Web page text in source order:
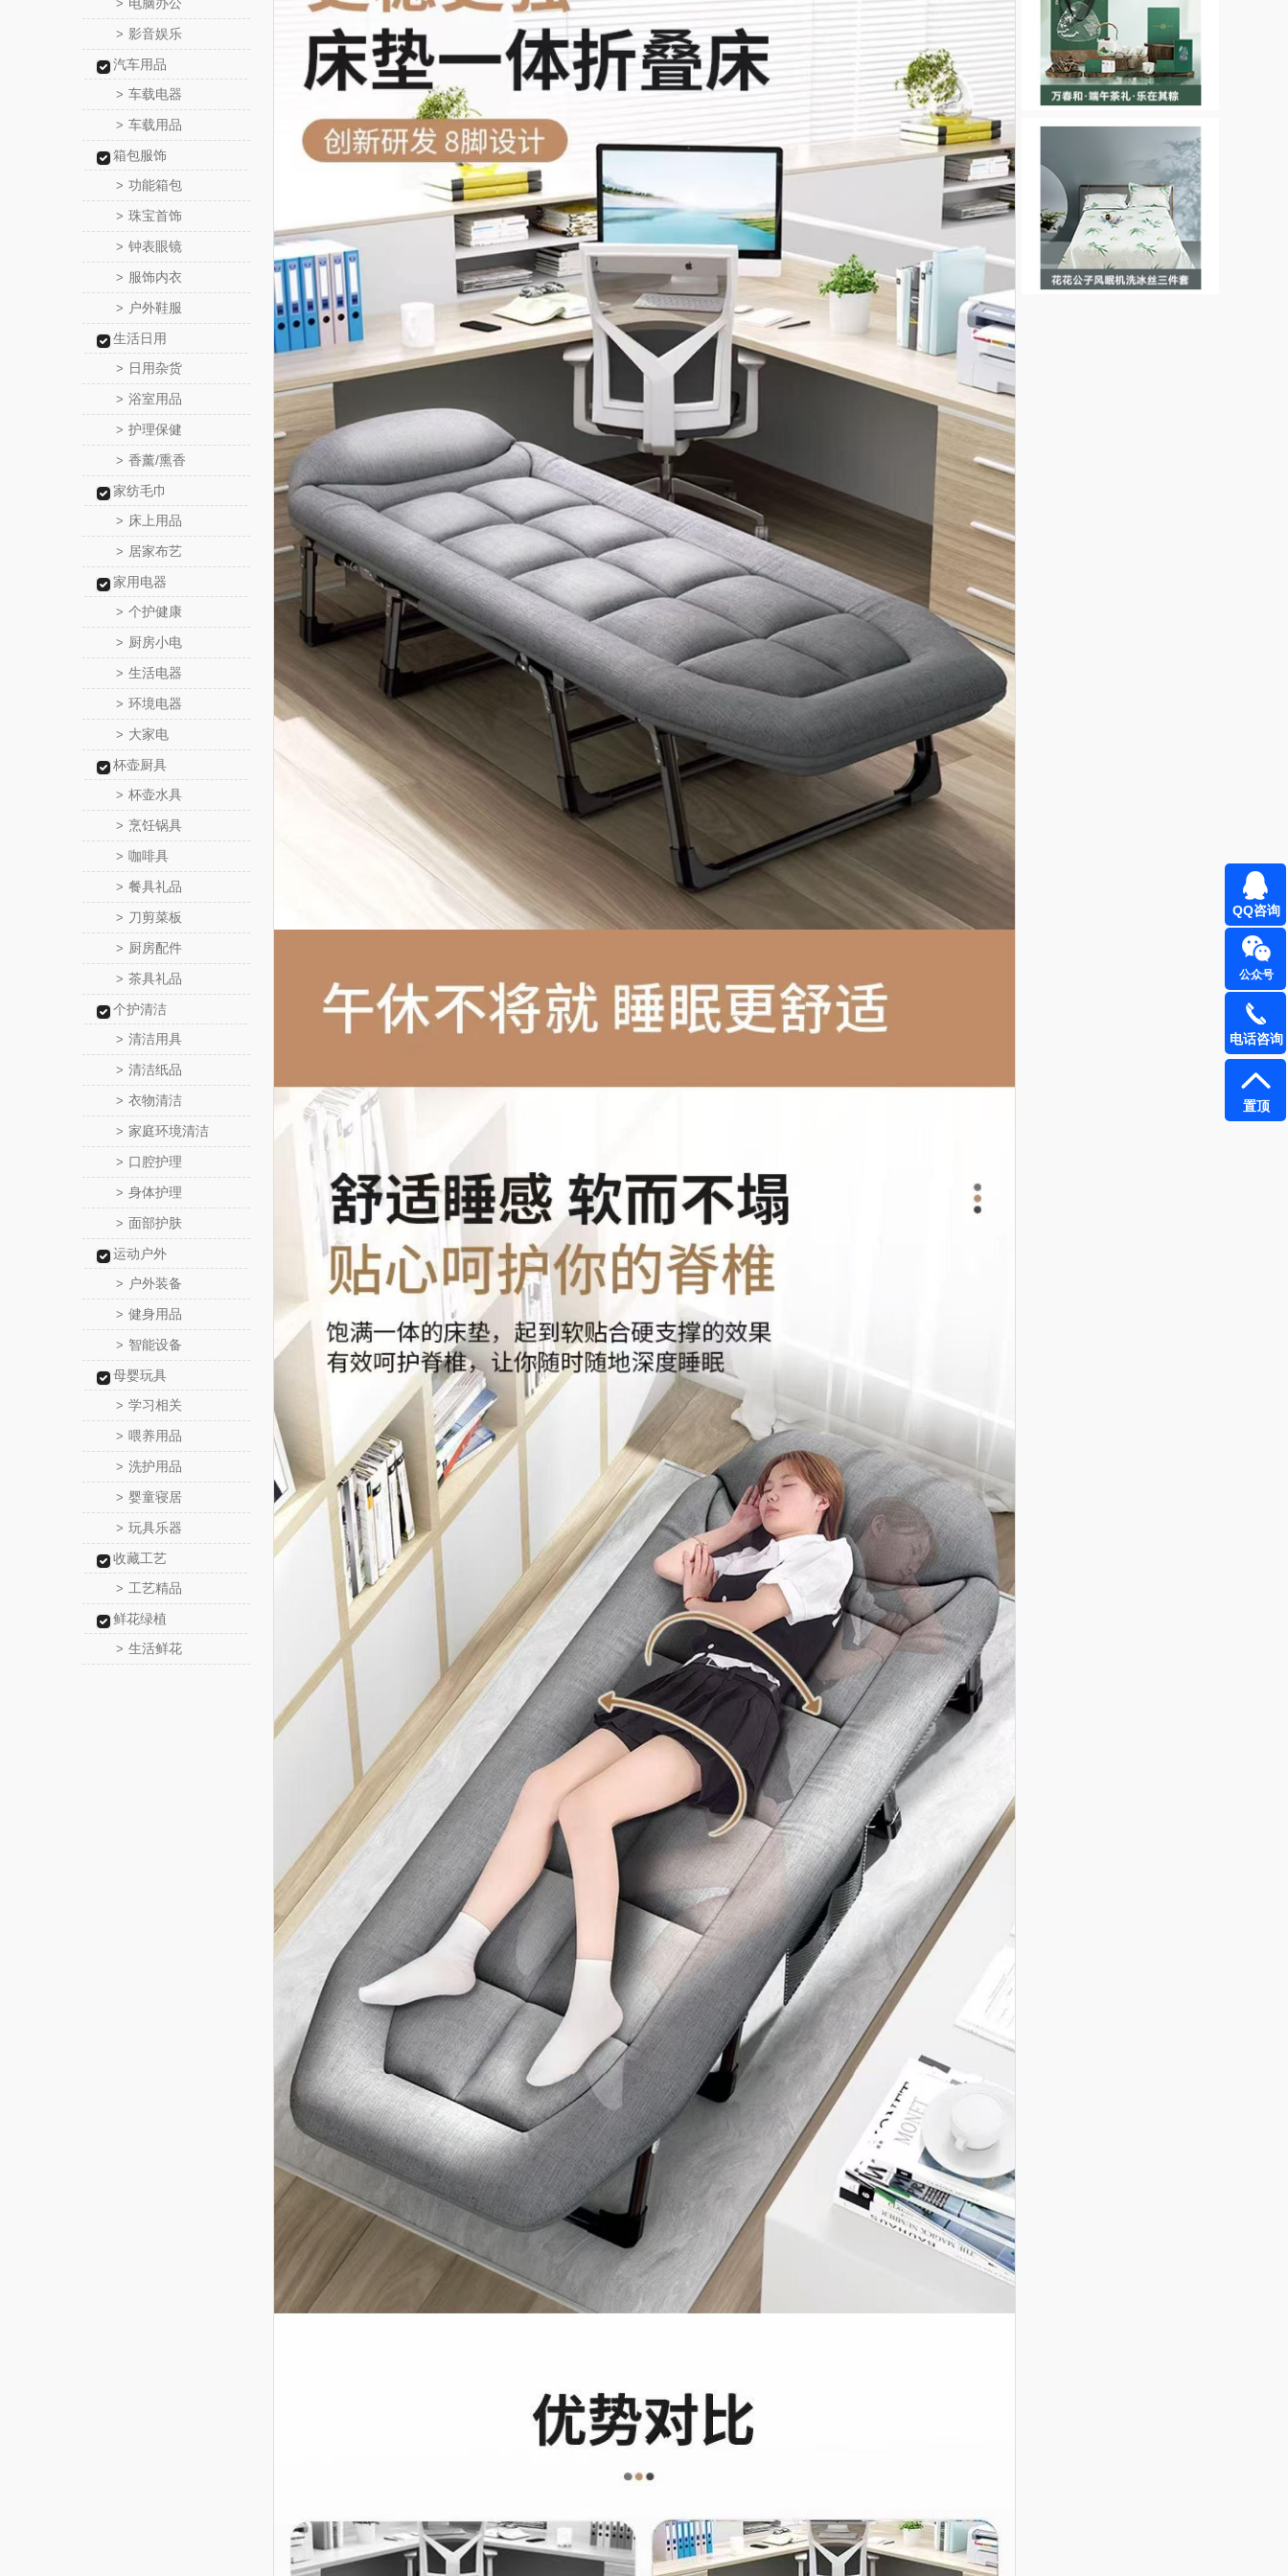
>
> 影音娱乐
汽车用品
> 车载电器
> 车载用品
箱包服饰
> 功能箱包
> 珠宝首饰
> 钟表眼镜
> 服饰内衣
> 户外鞋服
生活日用
> 日用杂货
> 浴室用品
> 护理保健
> 香薰/熏香
家纺毛巾
> 床上用品
> 居家布艺
家用电器
> 个护健康
> 厨房小电
> 生活电器
> 环境电器
> 大家电
杯壶厨具
> 杯壶水具
> 烹饪锅具
> 咖啡具
> 餐具礼品
> 刀剪菜板
> 厨房配件
> 茶具礼品
个护清洁
> 清洁用具
> 清洁纸品
> 衣物清洁
> 家庭环境清洁
> 口腔护理
> 身体护理
> 面部护肤
运动户外
> 户外装备
> 健身用品
> 智能设备
母婴玩具
> 学习相关
> 喂养用品
> 洗护用品
> 婴童寝居
> 玩具乐器
收藏工艺
> 工艺精品
鲜花绿植
> 生活鲜花
QQ咨询
公众号
电话咨询
置顶